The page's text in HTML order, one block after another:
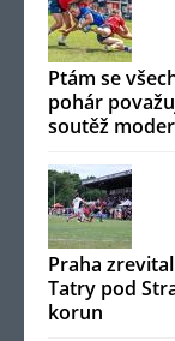
Ptám se
pohár
soutěž
Praha
Tatry pod
korun